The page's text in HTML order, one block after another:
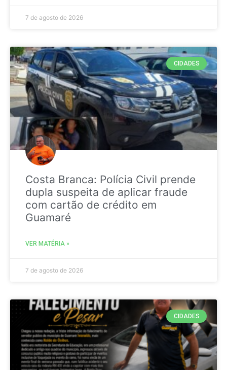
7 de agosto de 2026
CIDADES
Costa Branca: Polícia Civil prende
dupla suspeita de aplicar fraude
com cartão de crédito em
Guamaré
VER MATÉRIA »
7 de agosto de 2026
CIDADES